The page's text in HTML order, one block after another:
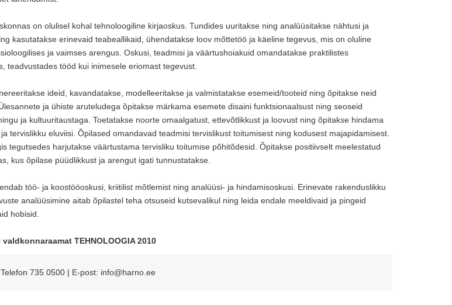
on olulisel kohal tehnoloogiline kirjaoskus. Tundides uuritakse ning analüüsitakse nähtusi ja
kasutatakse erinevaid teabeallikaid, ühendatakse loov mõttetöö ja käeline tegevus, mis on oluline
ja vaimses arengus. Oskusi, teadmisi ja väärtushoiakuid omandatakse praktilistes
teadvustades tööd kui inimesele eriomast tegevust.
ideid, kavandatakse, modelleeritakse ja valmistatakse esemeid/tooteid ning õpitakse neid
ja ühiste aruteludega õpitakse märkama esemete disaini funktsionaalsust ning seoseid
ja kultuuritaustaga. Toetatakse noorte omaalgatust, ettevõtlikkust ja loovust ning õpitakse hindama
tervislikku eluviisi. Õpilased omandavad teadmisi tervislikust toitumisest ning kodusest majapidamisest.
tegutsedes harjutakse väärtustama tervisliku toitumise põhitõdesid. Õpitakse positiivselt meelestatud
kus õpilase püüdlikkust ja arengut igati tunnustatakse.
töö- ja koostööoskusi, kriitilist mõtlemist ning analüüsi- ja hindamisoskusi. Erinevate rakenduslikku
analüüsimine aitab õpilastel teha otsuseid kutsevalikul ning leida endale meeldivaid ja pingeid
hobisid.
TEHNOLOOGIA 2010
735 0500 | E-post: info@harno.ee